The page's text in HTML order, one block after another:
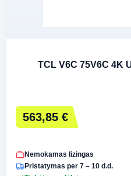
TCL V6C 75V6C 4K
563,85 €
Nemokamas lizingas
Pristatymas per 7 – 10 d.d.